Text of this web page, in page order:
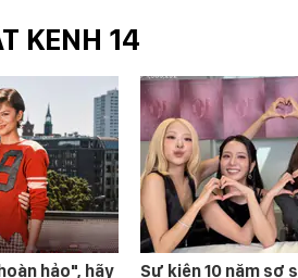
KENH 14
hảo", hãy
Sự kiện 10 năm sơ